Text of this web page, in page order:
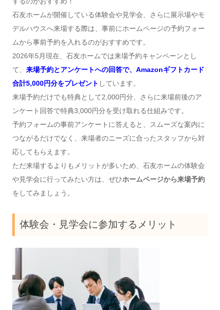
石友ホームが開催している体験会や見学会、さらに展示場やモ
デルハウスへ来場する際は、事前にホームページの予約フォー
ムから事前予約を入れるのがおすすめです。
2026年5月現在、石友ホームでは来場予約キャンペーンとし
て、 来場予約とアンケートへの回答で、Amazonギフトカード
合計5,000円分をプレゼント しています。
来場予約だけでも特典として2,000円分、さらに来場前後のア
ンケート回答で特典3,000円分を受け取れる仕組みです。
予約フォームの事前アンケートに答えると、スムーズな案内に
つながるだけでなく、来場者のニーズに合ったスタッフから対
応してもらえます。
ただ来場するよりもメリットが多いため、石友ホームの体験会
や見学会に行ってみたい方は、ぜひホームページから来場予約
をしてみましょう。
体験会・見学会に参加するメリット